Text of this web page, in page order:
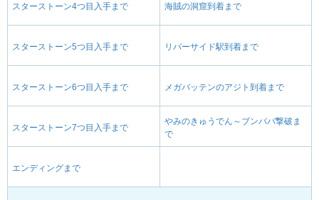
スターストーン4つ目入手まで 海賊の洞窟到着まで
スターストーン5つ目入手まで リバーサイド駅到着まで
スターストーン6つ目入手まで メガバッテンのアジト到着まで
スターストーン7つ目入手まで
やみのきゅうでん～ブンババ撃破ま
で
エンディングまで